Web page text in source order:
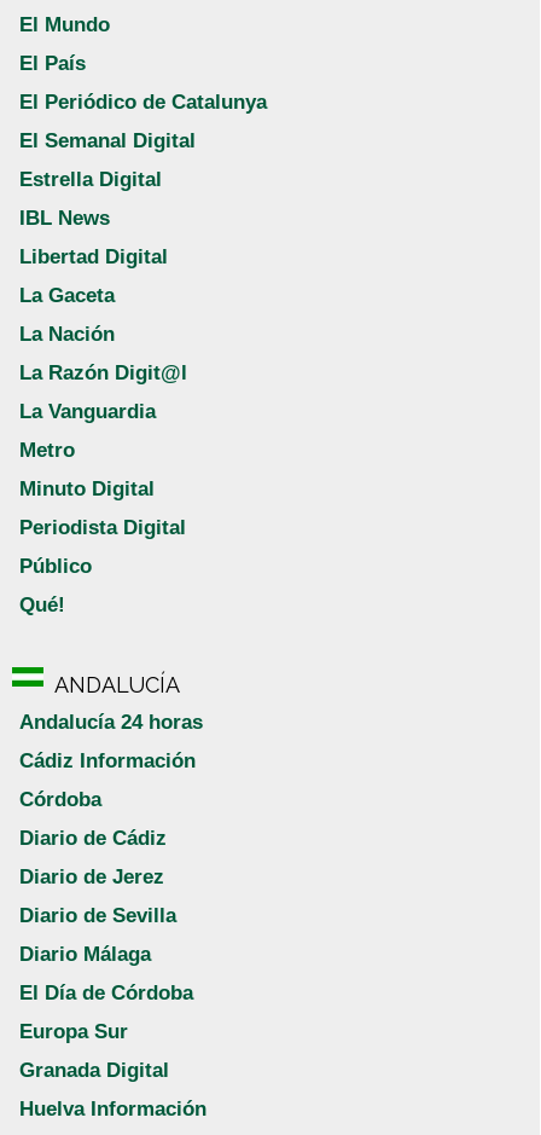
El Mundo
El País
El Periódico de Catalunya
El Semanal Digital
Estrella Digital
IBL News
Libertad Digital
La Gaceta
La Nación
La Razón Digit@l
La Vanguardia
Metro
Minuto Digital
Periodista Digital
Público
Qué!
ANDALUCÍA
Andalucía 24 horas
Cádiz Información
Córdoba
Diario de Cádiz
Diario de Jerez
Diario de Sevilla
Diario Málaga
El Día de Córdoba
Europa Sur
Granada Digital
Huelva Información